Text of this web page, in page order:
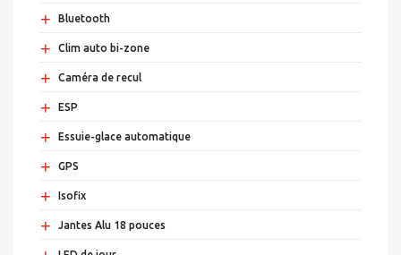
+ Bluetooth
+ Clim auto bi-zone
+ Caméra de recul
+ ESP
+ Essuie-glace automatique
+ GPS
+ Isofix
+ Jantes Alu 18 pouces